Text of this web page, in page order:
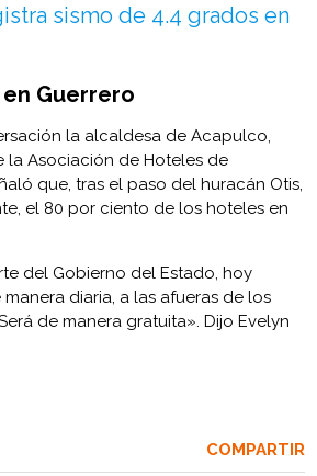
sismo de 4.4 grados en
Guerrero
la alcaldesa de Acapulco,
la Asociación de Hoteles de
que, tras el paso del huracán Otis,
el 80 por ciento de los hoteles en
del Gobierno del Estado, hoy
diaria, a las afueras de los
de manera gratuita». Dijo Evelyn
COMPARTIR